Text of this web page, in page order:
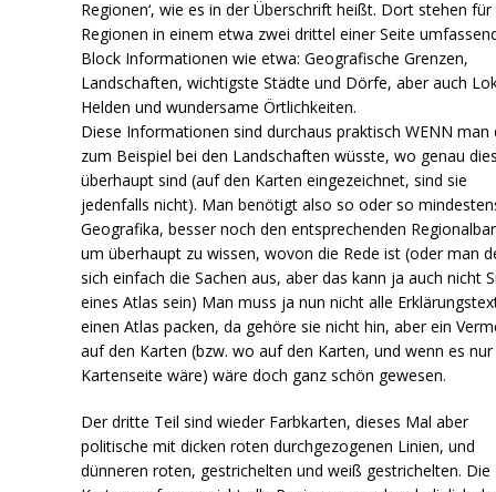
Regionen‘, wie es in der Überschrift heißt. Dort stehen für
Regionen in einem etwa zwei drittel einer Seite
Block Informationen wie etwa: Geografische Grenzen,
Landschaften, wichtigste Städte und Dörfe, aber auch
Helden und wundersame Örtlichkeiten.
Diese Informationen sind durchaus praktisch WENN man
zum Beispiel bei den Landschaften wüsste, wo genau
überhaupt sind (auf den Karten eingezeichnet, sind sie
jedenfalls nicht). Man benötigt also so oder so
Geografika, besser noch den entsprechenden
um überhaupt zu wissen, wovon die Rede ist (oder man
sich einfach die Sachen aus, aber das kann ja auch nicht
eines Atlas sein) Man muss ja nun nicht alle
einen Atlas packen, da gehöre sie nicht hin, aber ein
auf den Karten (bzw. wo auf den Karten, und wenn es nur
Kartenseite wäre) wäre doch ganz schön gewesen.
Der dritte Teil sind wieder Farbkarten, dieses Mal aber
politische mit dicken roten durchgezogenen Linien, und
dünneren roten, gestrichelten und weiß gestrichelten. Die